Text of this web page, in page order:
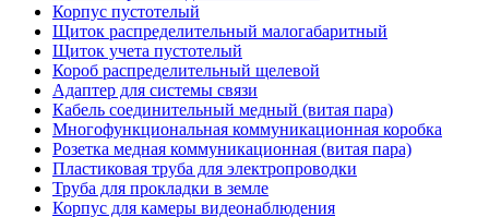
Корпус пустотелый
Щиток распределительный малогабаритный
Щиток учета пустотелый
Короб распределительный щелевой
Адаптер для системы связи
Кабель соединительный медный (витая пара)
Многофункциональная коммуникационная коробка
Розетка медная коммуникационная (витая пара)
Пластиковая труба для электропроводки
Труба для прокладки в земле
Корпус для камеры видеонаблюдения